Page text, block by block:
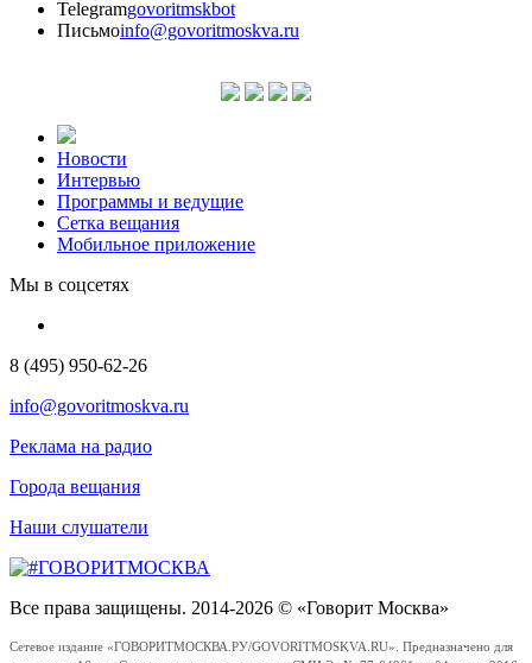
Telegramgovoritmskbot
Письмоinfo@govoritmoskva.ru
Новости
Интервью
Программы и ведущие
Сетка вещания
Мобильное приложение
Мы в соцсетях
8 (495) 950-62-26
info@govoritmoskva.ru
Реклама на радио
Города вещания
Наши слушатели
Все права защищены. 2014-2026 © «Говорит Москва»
Сетевое издание «ГОВОРИТМОСКВА.РУ/GOVORITMOSKVA.RU». Предназначено для